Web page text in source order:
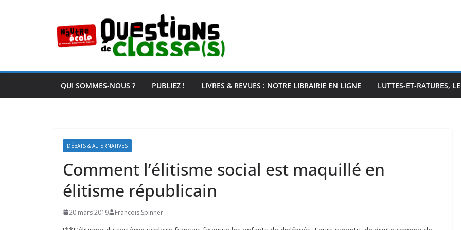
QUI SOMMES-NOUS ? PUBLIEZ ! LIVRES & REVUES : NOTRE LIBRAIRIE EN LIGNE LUTTES-ET-RATURES,
DÉBATS & ALTERNATIVES
Comment l’élitisme social est maquillé en
élitisme républicain
20 mars 2019 François Spinner